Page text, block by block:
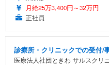
月給25万3,400円～32万円
正社員
診療所・クリニックでの受付/
医療法人社団ときわ サルスクリ